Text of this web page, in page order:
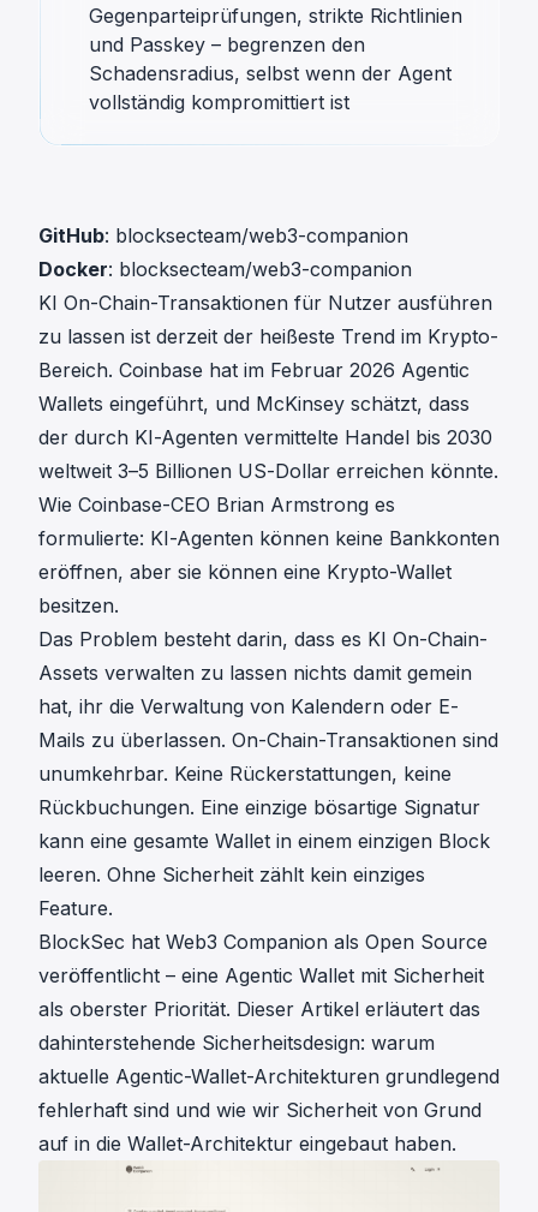
Gegenparteiprüfungen, strikte Richtlinien
und Passkey – begrenzen den
Schadensradius, selbst wenn der Agent
vollständig kompromittiert ist
GitHub: blocksecteam/web3-companion
Docker: blocksecteam/web3-companion
KI On-Chain-Transaktionen für Nutzer ausführen
zu lassen ist derzeit der heißeste Trend im Krypto-
Bereich. Coinbase hat im Februar 2026 Agentic
Wallets eingeführt, und McKinsey schätzt, dass
der durch KI-Agenten vermittelte Handel bis 2030
weltweit 3–5 Billionen US-Dollar erreichen könnte.
Wie Coinbase-CEO Brian Armstrong es
formulierte: KI-Agenten können keine Bankkonten
eröffnen, aber sie können eine Krypto-Wallet
besitzen.
Das Problem besteht darin, dass es KI On-Chain-
Assets verwalten zu lassen nichts damit gemein
hat, ihr die Verwaltung von Kalendern oder E-
Mails zu überlassen. On-Chain-Transaktionen sind
unumkehrbar. Keine Rückerstattungen, keine
Rückbuchungen. Eine einzige bösartige Signatur
kann eine gesamte Wallet in einem einzigen Block
leeren. Ohne Sicherheit zählt kein einziges
Feature.
BlockSec hat Web3 Companion als Open Source
veröffentlicht – eine Agentic Wallet mit Sicherheit
als oberster Priorität. Dieser Artikel erläutert das
dahinterstehende Sicherheitsdesign: warum
aktuelle Agentic-Wallet-Architekturen grundlegend
fehlerhaft sind und wie wir Sicherheit von Grund
auf in die Wallet-Architektur eingebaut haben.